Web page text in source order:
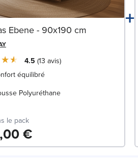
Ebene - 90x190 cm
4.5 13 avis
équilibré
Polyuréthane
le pack
€
+